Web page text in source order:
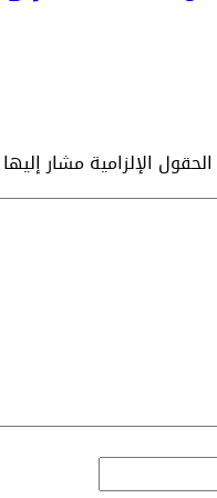
الحقول الإلزامية مشار